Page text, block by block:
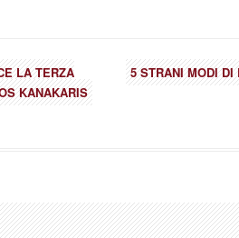
LA TERZA
KANAKARIS
5 STRANI MODI